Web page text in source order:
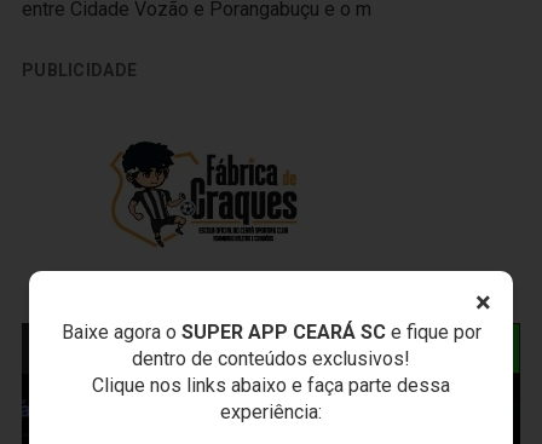
×
Baixe agora o SUPER APP CEARÁ SCe fique por
dentro de conteúdos exclusivos!
Clique nos links abaixo e faça parte dessa
experiência:
entre Cidade Vozão e Porangabuçu e o m
PUBLICIDADE
NOTÍCIAS RELACIONADAS